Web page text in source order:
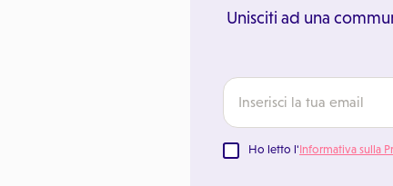
Unisciti ad una
Ho letto l'Informativa sulla